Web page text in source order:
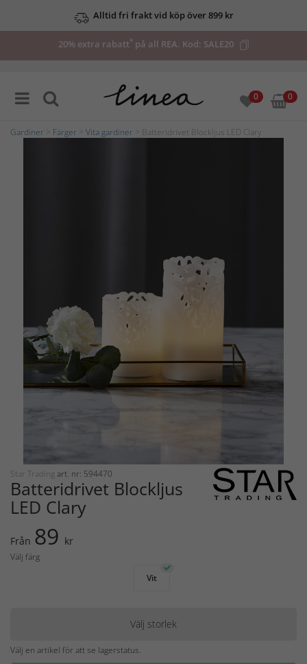
Alltid fri frakt vid köp över 899 kr
20% extra rabatt*på all REA. Kod: SALE20
0 0
Gardiner Färger Vita gardiner > Batteridrivet Blockljus LED Clary
Star Trading art. nr: 594470
Batteridrivet Blockljus
LED Clary
Från 89 kr
Välj färg
Vit
Välj storlek
Välj en artikel för att se lagerstatus.